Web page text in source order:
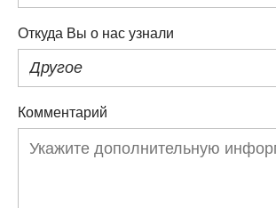
Откуда Вы о нас узнали
Другое
Комментарий